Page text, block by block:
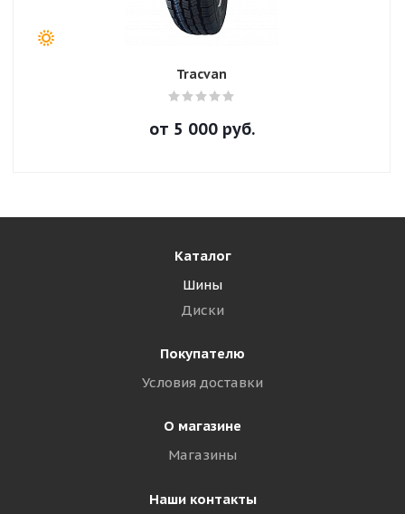
Tracvan
от 5 000руб.
Каталог
Шины
Диски
Покупателю
Условия доставки
О магазине
Магазины
Наши контакты